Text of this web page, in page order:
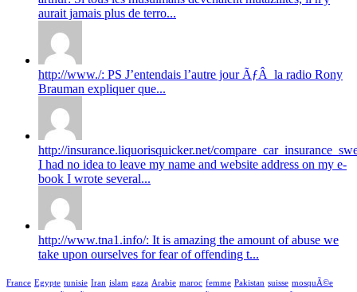
aurait jamais plus de terro...
http://www./: PS J’entendais l’autre jour ÃƒÂ la radio Rony
Brauman expliquer que...
http://insurance.liquorisquicker.net/
I had no idea to leave my name and website address on my e-
book I wrote several...
http://www.tna1.info/: It is amazing the amount of abuse we
take upon ourselves for fear of offending t...
France Egypte tunisie Iran islam gaza Arabie maroc femme Pakistan suisse mosquÃ©e